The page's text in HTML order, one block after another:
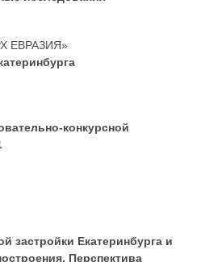
ЕВРАЗИЯ»
конкурсной
застройки Екатеринбурга и
Перспектива